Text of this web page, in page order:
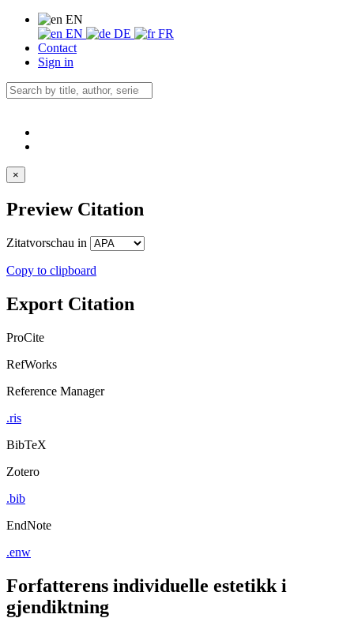
EN
EN
DE
FR
Contact
Sign in
×
Preview Citation
Zitatvorschau in
Copy to clipboard
Export Citation
ProCite
RefWorks
Reference Manager
.ris
BibTeX
Zotero
.bib
EndNote
.enw
Forfatterens individuelle estetikk i
gjendiktning